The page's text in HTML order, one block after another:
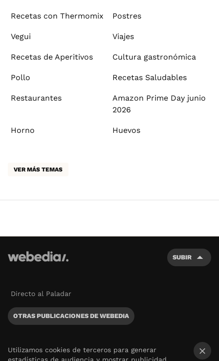
Recetas con Thermomix Postres
Vegui Viajes
Recetas de Aperitivos Cultura gastronómica
Pollo Recetas Saludables
Restaurantes
Amazon Prime Day junio
2026
Horno Huevos
VER MÁS TEMAS
SUBIR
Directo al Paladar
OTRAS PUBLICACIONES DE WEBEDIA
Utilizamos cookies de terceros para generar